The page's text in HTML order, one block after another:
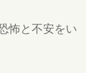
怖と不安をい